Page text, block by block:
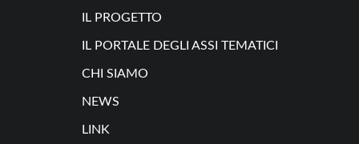
IL PROGETTO
IL PORTALE DEGLI ASSI TEMATICI
CHI SIAMO
NEWS
LINK